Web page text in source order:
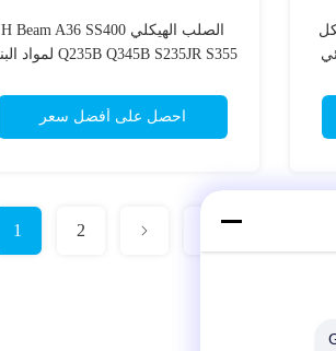
الصلب الهيكلي H Beam A36 SS400
Q235B Q345B S235JR S355 لمواد البناء
احصل على أفضل سعر
1 2